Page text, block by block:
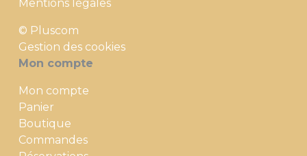
Mentions légales
© Pluscom
Gestion des cookies
Mon compte
Mon compte
Panier
Boutique
Commandes